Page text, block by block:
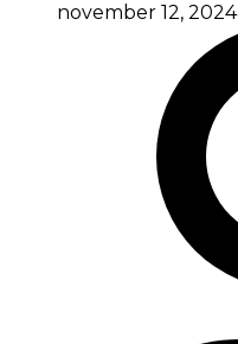
november 12, 2024